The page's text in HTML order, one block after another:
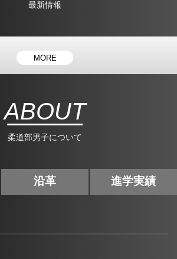
最新情報
MORE
柔道部男子について
ABOUT
沿革 進学実績